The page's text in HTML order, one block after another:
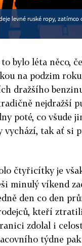
levné ruské ropy,
bylo léta něco,
na podzim
dražšího
nejdražší
poté, co všude
vychází, tak ať si
čtyřicítky je
minulý víkend
den co den
kteří
zdolal i
týdne